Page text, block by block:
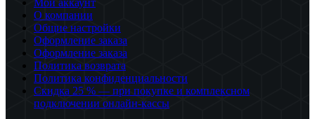
Мой аккаунт
О компании
Общие настройки
Оформление заказа
Оформление заказа
Политика возврата
Политика конфиденциальности
Скидка 25 % — при покупке и комплексном
подключении онлайн-кассы